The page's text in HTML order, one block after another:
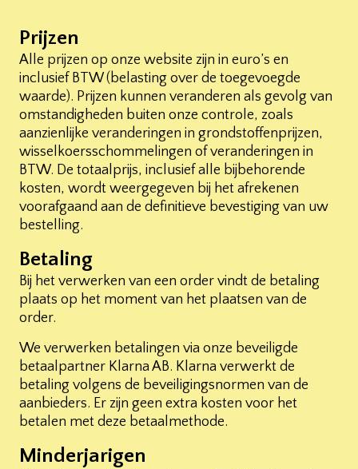
Prijzen
Alle prijzen op onze website zijn in euro’s en
inclusief BTW (belasting over de toegevoegde
waarde). Prijzen kunnen veranderen als gevolg van
omstandigheden buiten onze controle, zoals
aanzienlijke veranderingen in grondstoffenprijzen,
wisselkoersschommelingen of veranderingen in
BTW. De totaalprijs, inclusief alle bijbehorende
kosten, wordt weergegeven bij het afrekenen
voorafgaand aan de definitieve bevestiging van uw
bestelling.
Betaling
Bij het verwerken van een order vindt de betaling
plaats op het moment van het plaatsen van de
order.
We verwerken betalingen via onze beveiligde
betaalpartner Klarna AB. Klarna verwerkt de
betaling volgens de beveiligingsnormen van de
aanbieders. Er zijn geen extra kosten voor het
betalen met deze betaalmethode.
Minderjarigen